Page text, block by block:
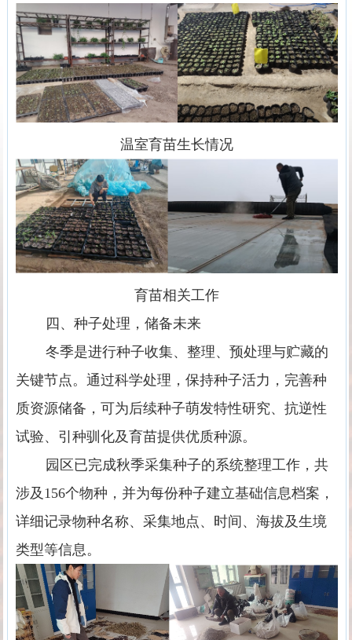
温室育苗生长情况
育苗相关工作
四、种子处理，储备未来
冬季是进行种子收集、整理、预处理与贮藏的
关键节点。通过科学处理，保持种子活力，完善种
质资源储备，可为后续种子萌发特性研究、抗逆性
试验、引种驯化及育苗提供优质种源。
园区已完成秋季采集种子的系统整理工作，共
涉及 156个物种，并为每份种子建立基础信息档案，
详细记录物种名称、采集地点、时间、海拔及生境
类型等信息。